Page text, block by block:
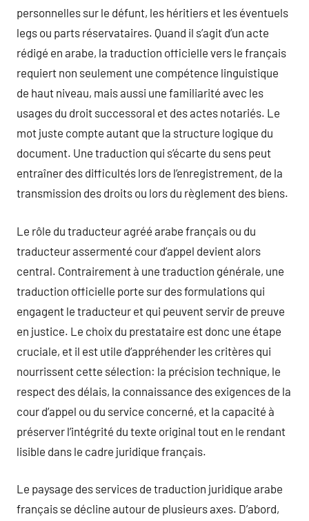
personnelles sur le défunt, les héritiers et les éventuels
legs ou parts réservataires. Quand il s’agit d’un acte
rédigé en arabe, la traduction officielle vers le français
requiert non seulement une compétence linguistique
de haut niveau, mais aussi une familiarité avec les
usages du droit successoral et des actes notariés. Le
mot juste compte autant que la structure logique du
document. Une traduction qui s’écarte du sens peut
entraîner des difficultés lors de l’enregistrement, de la
transmission des droits ou lors du règlement des biens.
Le rôle du traducteur agréé arabe français ou du
traducteur assermenté cour d’appel devient alors
central. Contrairement à une traduction générale, une
traduction officielle porte sur des formulations qui
engagent le traducteur et qui peuvent servir de preuve
en justice. Le choix du prestataire est donc une étape
cruciale, et il est utile d’appréhender les critères qui
nourrissent cette sélection: la précision technique, le
respect des délais, la connaissance des exigences de la
cour d’appel ou du service concerné, et la capacité à
préserver l’intégrité du texte original tout en le rendant
lisible dans le cadre juridique français.
Le paysage des services de traduction juridique arabe
français se décline autour de plusieurs axes. D’abord,